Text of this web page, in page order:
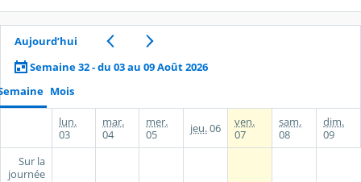
Aujourd’hui
Semaine 32 - du 03 au 09 Août 2026
Mois
lun.
03
mar.
04
mer.
05
jeu.06
ven.
07
sam.
08
dim.
09
Sur la
journée